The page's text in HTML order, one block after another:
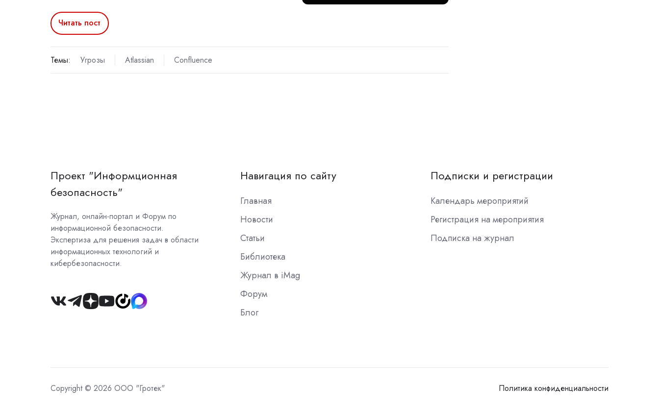
Читать пост
Темы: Угрозы Atlassian Confluence
Проект "Информционная
безопасность"
Журнал, онлайн-портал и Форум по
информационной безопасности.
Экспертиза для решения задач в области
информационных технологий и
кибербезопасности.
Join
Навигация по сайту
Главная
Новости
Статьи
Библиотека
Журнал в iMag
Форум
Блог
Подписки и регистрации
Календарь мероприятий
Регистрация на мероприятия
Подписка на журнал
Copyright © 2026 ООО "Гротек" Политика конфиденциальности